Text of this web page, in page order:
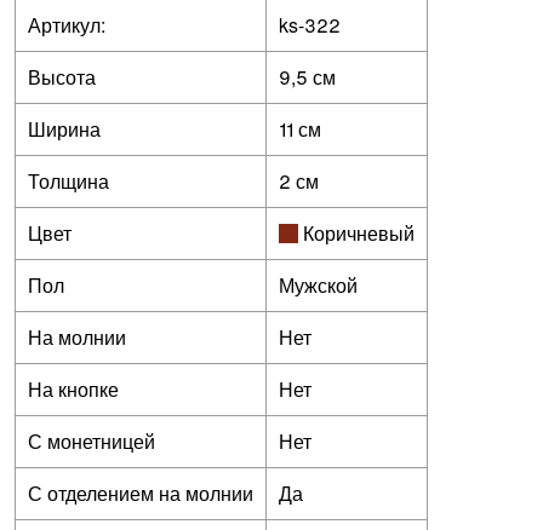
Артикул:
ks-322
Высота
9,5 см
Ширина
11 см
Толщина
2 см
Цвет
Коричневый
Пол
Мужской
На молнии
Нет
На кнопке
Нет
С монетницей
Нет
С отделением на молнии
Да